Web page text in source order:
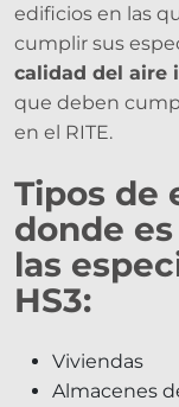
edificios en las
cumplir sus
calidad del aire
que deben
en el RITE.
Tipos de
donde
las
HS3:
Viviendas
Almacenes